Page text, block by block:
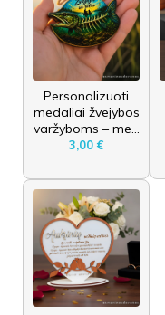
Personalizuoti
medaliai žvejybos
varžyboms – me...
3,00 €